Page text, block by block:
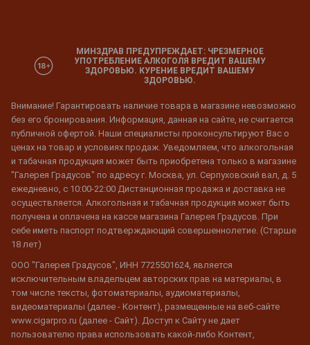
МИНЗДРАВ ПРЕДУПРЕЖДАЕТ: ЧРЕЗМЕРНОЕ
УПОТРЕБЛЕНИЕ АЛКОГОЛЯ ВРЕДИТ ВАШЕМУ
ЗДОРОВЬЮ. КУРЕНИЕ ВРЕДИТ ВАШЕМУ
ЗДОРОВЬЮ.
Внимание! Гарантировать наличие товара в магазине невозможно
без его бронирования. Информация, данная на сайте, не считается
публичной офертой. Наши специалисты проконсультируют Вас о
ценах на товар и условиях продаж. Уведомляем, что алкогольная
и табачная продукция может быть приобретена только в магазине
"Галерея Градусов" по адресу г. Москва, ул. Серпуховский вал, д. 5
ежедневно, с 10:00-22:00 Дистанционная продажа и доставка не
осуществляется. Алкогольная и табачная продукция может быть
получена и оплачена на кассе магазина Галерея Градусов. При
себе иметь паспорт подтверждающий совершеннолетие. (Старше
18 лет)
ООО "Галерея Градусов", ИНН 7725501624, является
исключительным владельцем авторских прав на материалы, в
том числе тексты, фотоматериалы, аудиоматериалы,
видеоматериалы (далее - Контент), размещенные на веб-сайте
www.cigarpro.ru (далее - Сайт). Доступ к Сайту не дает
пользователю права использовать какой-либо Контент,